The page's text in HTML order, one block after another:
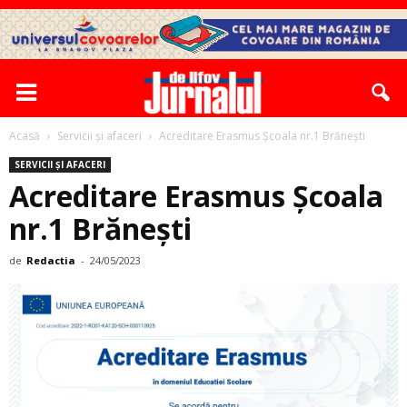
Acasă Servicii și afaceri Acreditare Erasmus Școala nr.1 Brănești
SERVICII ȘI AFACERI
Acreditare Erasmus Școala
nr.1 Brănești
de Redactia - 24/05/2023